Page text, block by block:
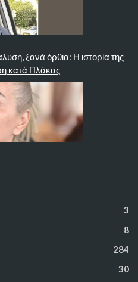
ξανά όρθια: Η ιστορία της
κατά Πλάκας
3
8
284
30